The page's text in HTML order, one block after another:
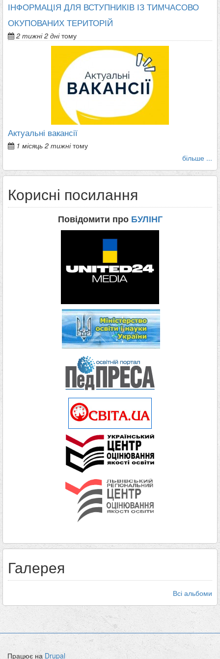
ІНФОРМАЦІЯ ДЛЯ ВСТУПНИКІВ ІЗ ТИМЧАСОВО
ОКУПОВАНИХ ТЕРИТОРІЙ
2 тижні 2 днітому
Актуальні вакансії
1 місяць 2 тижнітому
більше ...
Корисні посилання
Повідомити про БУЛІНГ
Галерея
Всі альбоми
Працює наDrupal